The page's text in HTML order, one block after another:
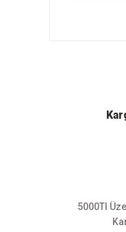
Ürün
5000Tl